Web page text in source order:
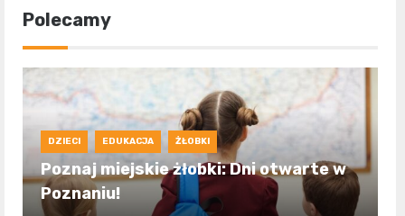
Polecamy
DZIECI EDUKACJA ŻŁOBKI
Poznaj miejskie żłobki: Dni otwarte w
Poznaniu!